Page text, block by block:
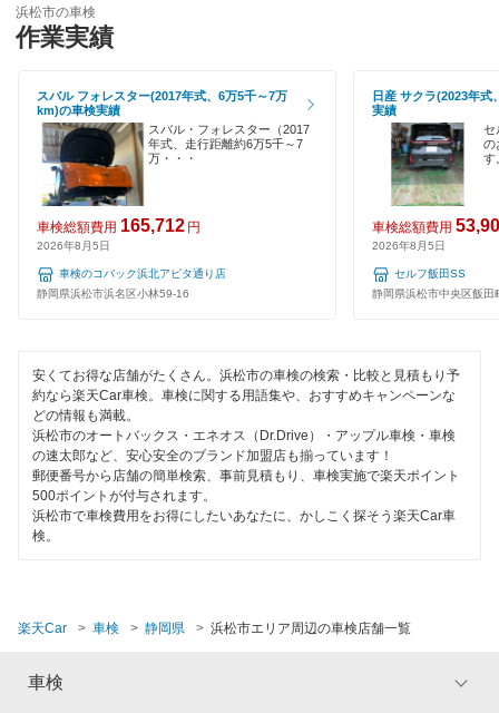
120分以内の車検
夜間受付
整備保証
1級整備士在籍
コンピューター診断
安心WE！車検
閉じる
浜松市の車検
作業実績
スバル フォレスター(2017年式、6万5千～7万
km)の車検実績
スバル・フォレスター（2017
年式、走行距離約6万5千～7
万・・・
車検総額費用 165,712 円
2026年8月5日
車検のコバック浜北アピタ通り店
静岡県浜松市浜名区小林59-16
日産 サクラ(2023年式
実績
セ
の
す
車検総額費用
2026年8月5日
セルフ飯田SS
静岡県浜松市中央区飯田
安くてお得な店舗がたくさん。浜松市の車検の検索・比較と見積もり予
約なら楽天Car車検。車検に関する用語集や、おすすめキャンペーンな
どの情報も満載。
浜松市のオートバックス・エネオス（Dr.Drive）・アップル車検・車検
の速太郎など、安心安全のブランド加盟店も揃っています！
郵便番号から店舗の簡単検索、事前見積もり、車検実施で楽天ポイント
500ポイントが付与されます。
浜松市で車検費用をお得にしたいあなたに、かしこく探そう楽天Car車
検。
楽天Car 車検 静岡県 浜松市エリア周辺の車検店舗一覧
車検